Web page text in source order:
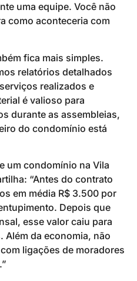
uma equipe. Você não
como aconteceria com
fica mais simples.
relatórios detalhados
realizados e
é valioso para
durante as assembleias,
do condomínio está
um condomínio na Vila
“Antes do contrato
em média R$ 3.500 por
Depois que
esse valor caiu para
Além da economia, não
ligações de moradores